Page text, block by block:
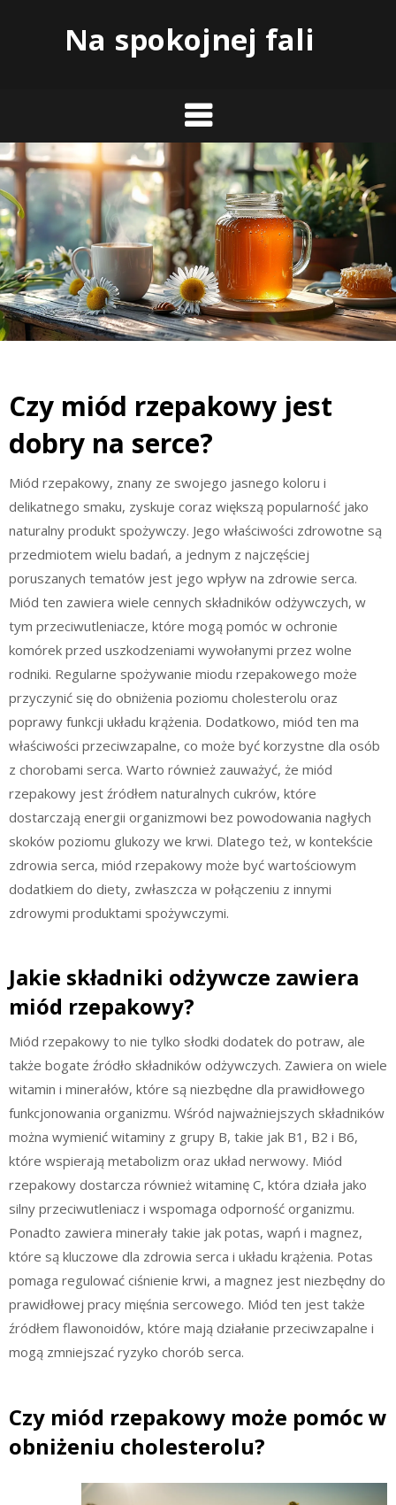
Na spokojnej fali
Czy miód rzepakowy jest
dobry na serce?
Miód rzepakowy, znany ze swojego jasnego koloru i
delikatnego smaku, zyskuje coraz większą popularność jako
naturalny produkt spożywczy. Jego właściwości zdrowotne są
przedmiotem wielu badań, a jednym z najczęściej
poruszanych tematów jest jego wpływ na zdrowie serca.
Miód ten zawiera wiele cennych składników odżywczych, w
tym przeciwutleniacze, które mogą pomóc w ochronie
komórek przed uszkodzeniami wywołanymi przez wolne
rodniki. Regularne spożywanie miodu rzepakowego może
przyczynić się do obniżenia poziomu cholesterolu oraz
poprawy funkcji układu krążenia. Dodatkowo, miód ten ma
właściwości przeciwzapalne, co może być korzystne dla osób
z chorobami serca. Warto również zauważyć, że miód
rzepakowy jest źródłem naturalnych cukrów, które
dostarczają energii organizmowi bez powodowania nagłych
skoków poziomu glukozy we krwi. Dlatego też, w kontekście
zdrowia serca, miód rzepakowy może być wartościowym
dodatkiem do diety, zwłaszcza w połączeniu z innymi
zdrowymi produktami spożywczymi.
Jakie składniki odżywcze zawiera
miód rzepakowy?
Miód rzepakowy to nie tylko słodki dodatek do potraw, ale
także bogate źródło składników odżywczych. Zawiera on wiele
witamin i minerałów, które są niezbędne dla prawidłowego
funkcjonowania organizmu. Wśród najważniejszych składników
można wymienić witaminy z grupy B, takie jak B1, B2 i B6,
które wspierają metabolizm oraz układ nerwowy. Miód
rzepakowy dostarcza również witaminę C, która działa jako
silny przeciwutleniacz i wspomaga odporność organizmu.
Ponadto zawiera minerały takie jak potas, wapń i magnez,
które są kluczowe dla zdrowia serca i układu krążenia. Potas
pomaga regulować ciśnienie krwi, a magnez jest niezbędny do
prawidłowej pracy mięśnia sercowego. Miód ten jest także
źródłem flawonoidów, które mają działanie przeciwzapalne i
mogą zmniejszać ryzyko chorób serca.
Czy miód rzepakowy może pomóc w
obniżeniu cholesterolu?